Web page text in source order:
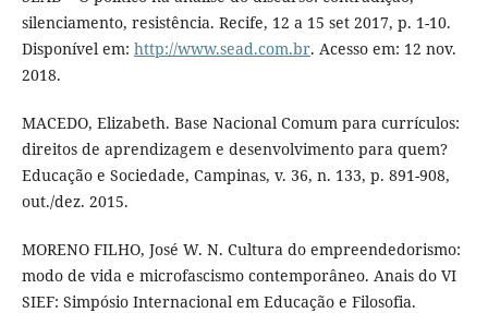
silenciamento, resistência. Recife, 12 a 15 set 2017, p. 1-10.
Disponível em: http://www.sead.com.br. Acesso em: 12 nov.
2018.
MACEDO, Elizabeth. Base Nacional Comum para currículos:
direitos de aprendizagem e desenvolvimento para quem?
Educação e Sociedade, Campinas, v. 36, n. 133, p. 891-908,
out./dez. 2015.
MORENO FILHO, José W. N. Cultura do empreendedorismo:
modo de vida e microfascismo contemporâneo. Anais do VI
SIEF: Simpósio Internacional em Educação e Filosofia.